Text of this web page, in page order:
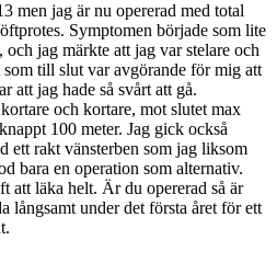
men jag är nu opererad med total
Symptomen började som lite
jag märkte att jag var stelare och
till slut var avgörande för mig att
att jag hade så svårt att gå.
och kortare, mot slutet max
100 meter. Jag gick också
ett rakt vänsterben som jag liksom
bara en operation som alternativ.
att läka helt. Är du opererad så är
långsamt under det första året för ett